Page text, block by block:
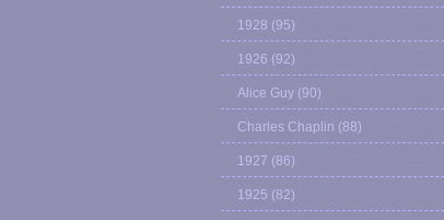
1928 (95)
1926 (92)
Alice Guy (90)
Charles Chaplin (88)
1927 (86)
1925 (82)